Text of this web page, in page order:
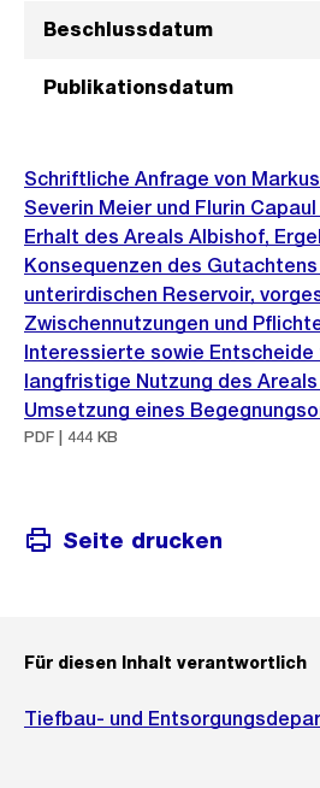
Beschlussdatum
Publikationsdatum
Schriftliche Anfrage von
Severin Meier und Flurin
Erhalt des Areals Albishof,
Konsequenzen des
unterirdischen Reservoir,
Zwischennutzungen und
Interessierte sowie Entscheide
langfristige Nutzung des Areals
Umsetzung eines
PDF | 444 KB
Seite drucken
Für diesen Inhalt verantwortlich
Tiefbau- und